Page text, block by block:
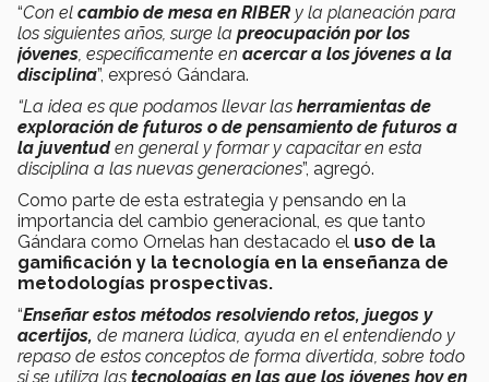
“Con el cambio de mesa en RIBER y la planeación para
los siguientes años, surge la preocupación por los
jóvenes , específicamente en acercar a los jóvenes a la
disciplina”, expresó Gándara.
“La idea es que podamos llevar las herramientas de
exploración de futuros o de pensamiento de futuros a
la juventuden general y formar y capacitar en esta
disciplina a las nuevas generaciones”, agregó.
Como parte de esta estrategia y pensando en la
importancia del cambio generacional, es que tanto
Gándara como Ornelas han destacado el uso de la
gamificación y la tecnología en la enseñanza de
metodologías prospectivas.
“Enseñar estos métodos resolviendo retos, juegos y
acertijos, de manera lúdica, ayuda en el entendiendo y
repaso de estos conceptos de forma divertida, sobre todo
si se utiliza las tecnologías en las que los jóvenes hoy en